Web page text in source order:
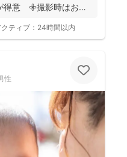
得意 𖧷撮影時はお手
ティブ： 24時間以内
性